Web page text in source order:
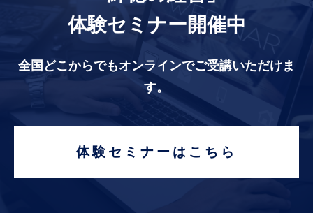
体験セミナー開催中
全国どこからでもオンラインでご受講いただけま
す。
体験セミナーはこちら